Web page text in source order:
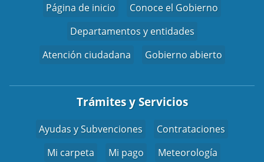
Página de inicio
Conoce el Gobierno
Departamentos y entidades
Atención ciudadana
Gobierno abierto
Trámites y Servicios
Ayudas y Subvenciones
Contrataciones
Mi carpeta
Mi pago
Meteorología